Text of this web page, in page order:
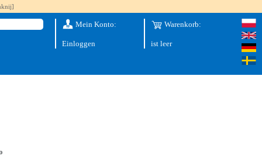
Mein Konto:
Einloggen
Warenkorb:
ist leer